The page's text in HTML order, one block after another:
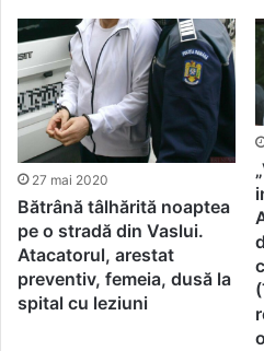
27 mai 2020
Bătrână tâlhărită noaptea
pe o stradă din Vaslui.
Atacatorul, arestat
preventiv, femeia, dusă la
spital cu leziuni